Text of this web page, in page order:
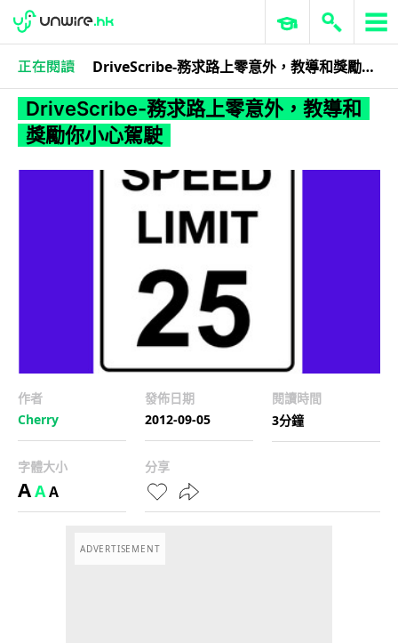
DriveScribe-務求路上零意外，教導和獎勵你小心駕駛
應用軟件 應用軟件 Android App
DriveScribe-務求路上零意外，教導和
獎勵你小心駕駛
作者
Cherry
發佈日期
2012-09-05
閱讀時間
3分鐘
字體大小
AAA
分享
ADVERTISEMENT